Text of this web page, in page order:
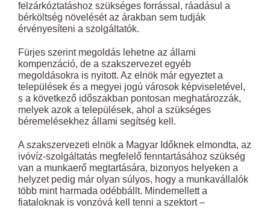
felzárkóztatáshoz szükséges forrással, ráadásul a
bérköltség növelését az árakban sem tudják
érvényesíteni a szolgáltatók.
Fürjes szerint megoldás lehetne az állami
kompenzáció, de a szakszervezet egyéb
megoldásokra is nyitott. Az elnök már egyeztet a
települések és a megyei jogú városok képviseletével,
s a következő időszakban pontosan meghatározzák,
melyek azok a települések, ahol a szükséges
béremelésekhez állami segítség kell.
A szakszervezeti elnök a Magyar Időknek elmondta, az
ivóvíz-szolgáltatás megfelelő fenntartásához szükség
van a munkaerő megtartására, bizonyos helyeken a
helyzet pedig már olyan súlyos, hogy a munkavállalók
több mint harmada odébbállt. Mindemellett a
fiataloknak is vonzóvá kell tenni a szektort –